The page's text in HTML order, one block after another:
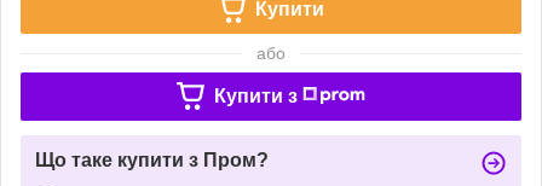
Купити
або
Купити з
Що таке купити з Пром?